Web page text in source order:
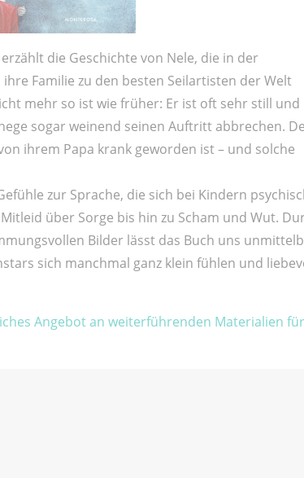
die Geschichte von Nele, die in der
Familie zu den besten Seilartisten der Welt
mehr so ist wie früher: Er ist oft sehr still und
sogar weinend seinen Auftritt abbrechen.
ihrem Papa krank geworden ist – und solche
zur Sprache, die sich bei Kindern
über Sorge bis hin zu Scham und Wut.
Bilder lässt das Buch uns
sich manchmal ganz klein fühlen und
Angebot an weiterführenden Materialien